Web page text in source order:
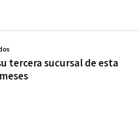
tercera sucursal de esta